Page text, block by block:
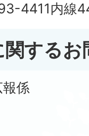
4411内線
関する
係